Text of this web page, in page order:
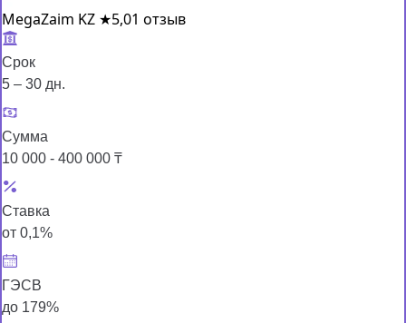
MegaZaim KZ ★5,01 отзыв
Срок
5 – 30 дн.
Сумма
10 000 - 400 000 ₸
Ставка
от 0,1%
ГЭСВ
до 179%